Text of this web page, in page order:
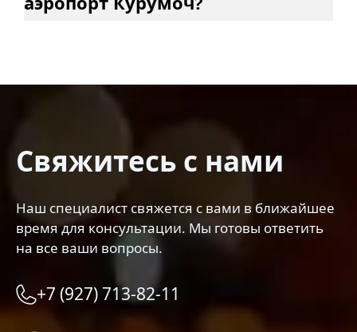
Свяжитесь с нами
Наш специалист свяжется с вами в ближайшее
время для консультации. Мы готовы ответить
на все ваши вопросы.
+7 (927) 713-82-11